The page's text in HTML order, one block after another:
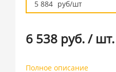
5 884 руб/шт
6 538 руб./ шт.
Полное описание